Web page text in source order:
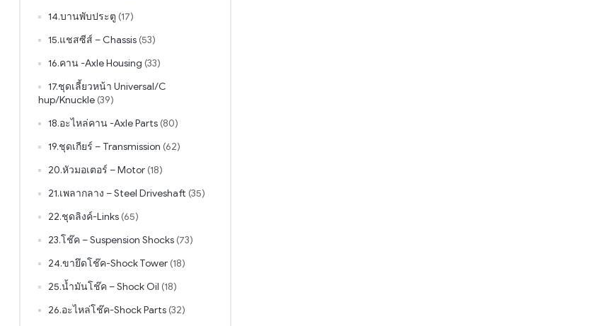
14.บานพับประตู (17)
15.แชสซีส์ – Chassis (53)
16.คาน -Axle Housing (33)
17.ชุดเลี้ยวหน้า Universal/C
hup/Knuckle (39)
18.อะไหล่คาน -Axle Parts (80)
19.ชุดเกียร์ – Transmission (62)
20.หัวมอเตอร์ – Motor (18)
21.เพลากลาง – Steel Driveshaft (35)
22.ชุดลิงค์-Links (65)
23.โช๊ค – Suspension Shocks (73)
24.ขายึดโช๊ค-Shock Tower (18)
25.น้ำมันโช๊ค – Shock Oil (18)
26.อะไหล่โช๊ค-Shock Parts (32)